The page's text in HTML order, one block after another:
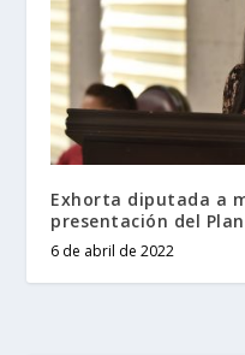
Exhorta diputada a
presentación del
6 de abril de 2022